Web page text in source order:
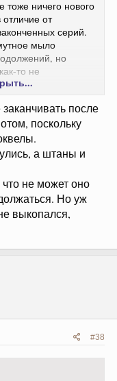
ничего нового
отличие от
серий.
мыло
но
то не
после
поскольку
а штаны и
не может оно
Но уж
выкопался,
#38